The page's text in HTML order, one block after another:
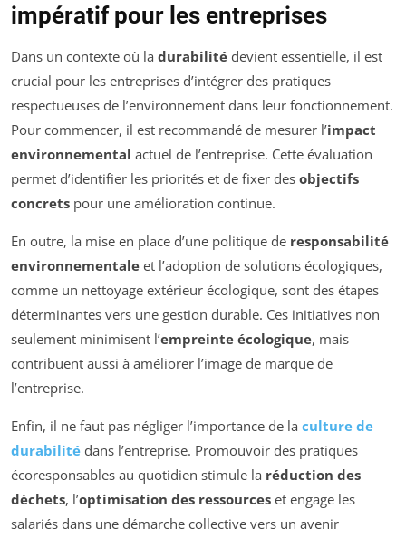
impératif pour les entreprises
Dans un contexte où la durabilité devient essentielle, il est
crucial pour les entreprises d’intégrer des pratiques
respectueuses de l’environnement dans leur fonctionnement.
Pour commencer, il est recommandé de mesurer l’impact
environnemental actuel de l’entreprise. Cette évaluation
permet d’identifier les priorités et de fixer des objectifs
concrets pour une amélioration continue.
En outre, la mise en place d’une politique de responsabilité
environnementale et l’adoption de solutions écologiques,
comme un nettoyage extérieur écologique, sont des étapes
déterminantes vers une gestion durable. Ces initiatives non
seulement minimisent l’empreinte écologique, mais
contribuent aussi à améliorer l’image de marque de
l’entreprise.
Enfin, il ne faut pas négliger l’importance de la culture de
durabilité dans l’entreprise. Promouvoir des pratiques
écoresponsables au quotidien stimule la réduction des
déchets, l’optimisation des ressources et engage les
salariés dans une démarche collective vers un avenir